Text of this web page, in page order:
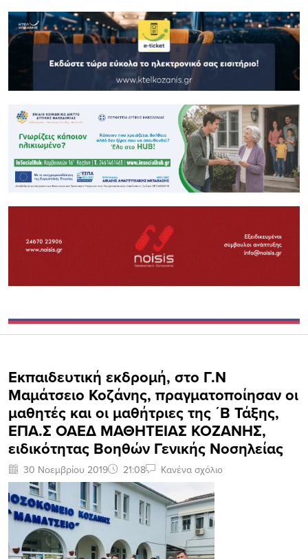
Εκπαιδευτική εκδρομή, στο Γ.Ν
Μαμάτσειο Κοζάνης, πραγματοποίησαν οι
μαθητές και οι μαθήτριες της ΄Β Τάξης,
ΕΠΑ.Σ ΟΑΕΔ ΜΑΘΗΤΕΙΑΣ ΚΟΖΑΝΗΣ,
ειδικότητας Βοηθών Γενικής Νοσηλείας
30 Νοεμβρίου 2019 21:08 Κανένα σχόλιο